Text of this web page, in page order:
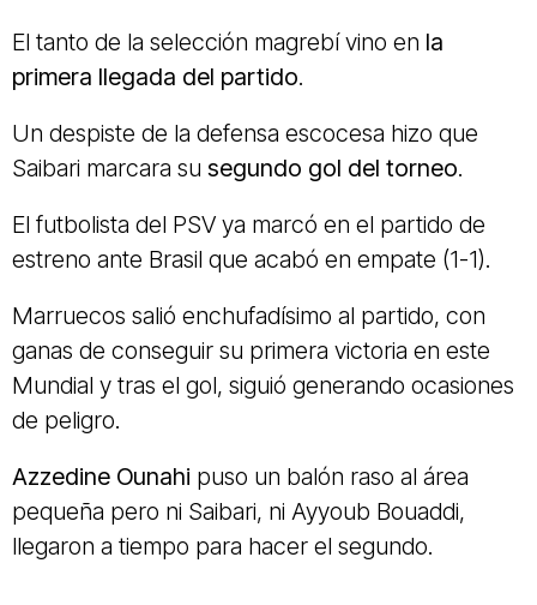
El tanto de la selección magrebí vino en la
primera llegada del partido.
Un despiste de la defensa escocesa hizo que
Saibari marcara su segundo gol del torneo.
El futbolista del PSV ya marcó en el partido de
estreno ante Brasil que acabó en empate (1-1).
Marruecos salió enchufadísimo al partido, con
ganas de conseguir su primera victoria en este
Mundial y tras el gol, siguió generando ocasiones
de peligro.
Azzedine Ounahi puso un balón raso al área
pequeña pero ni Saibari, ni Ayyoub Bouaddi,
llegaron a tiempo para hacer el segundo.